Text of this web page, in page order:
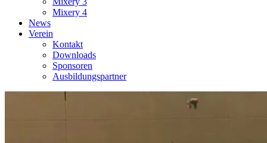
Mixery 4
News
Verein
Kontakt
Downloads
Sponsoren
Ausbildungspartner